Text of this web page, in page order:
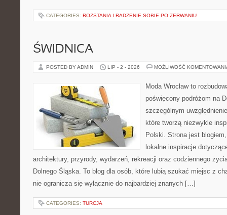
CATEGORIES: ROZSTANIA I RADZENIE SOBIE PO ZERWANIU
ŚWIDNICA
POSTED BY ADMIN LIP - 2 - 2026 MOŻLIWOŚĆ
Moda Wrocław to
poświęcony podróżom na
szczególnym
które tworzą niezwykle
Polski. Strona jest
lokalne inspiracje
architektury, przyrody, wydarzeń, rekreacji oraz codziennego
Dolnego Śląska. To blog dla osób, które lubią szukać miejsc z
nie ogranicza się wyłącznie do najbardziej znanych […]
CATEGORIES: TURCJA